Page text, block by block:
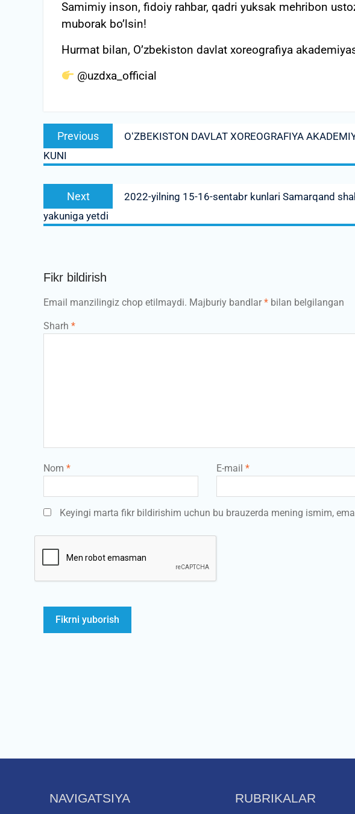
Samimiy inson, fidoiy rahbar, qadri yuksak mehribon
muborak bo’lsin!
Hurmat bilan, O’zbekiston davlat xoreografiya
@uzdxa_official
Post
menyusi
Previous
Previous
post:
OʻZBEKISTON DAVLAT XOREOGRAFIYA
KUNI
Next
post:
2022-yilning 15-16-sentabr kunlari Samarqand
yakuniga yetdi
Fikr bildirish
Email manzilingiz chop etilmaydi. Majburiy bandlar* bilan belgilangan
Sharh *
Nom * E-mail *
Keyingi marta fikr bildirishim uchun bu brauzerda mening ismim,
NAVIGATSIYA RUBRIKALAR